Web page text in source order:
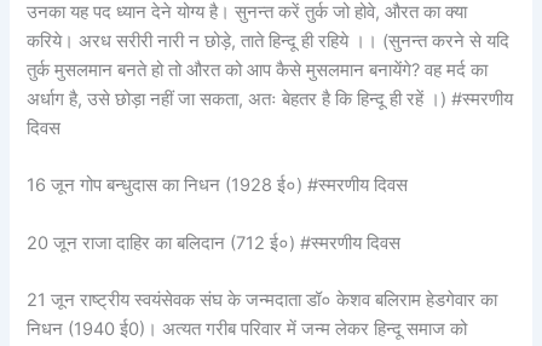
उनका यह पद ध्यान देने योग्य है। सुनन्त करें तुर्क जो होवे, औरत का क्या
करिये। अरध सरीरी नारी न छोड़े, ताते हिन्दू ही रहिये ।। (सुनन्त करने से यदि
तुर्क मुसलमान बनते हो तो औरत को आप कैसे मुसलमान बनायेंगे? वह मर्द का
अर्धाग है, उसे छोड़ा नहीं जा सकता, अतः बेहतर है कि हिन्दू ही रहें ।) #स्मरणीय
दिवस
16 जून गोप बन्धुदास का निधन (1928 ई०) #स्मरणीय दिवस
20 जून राजा दाहिर का बलिदान (712 ई०) #स्मरणीय दिवस
21 जून राष्ट्रीय स्वयंसेवक संघ के जन्मदाता डॉ० केशव बलिराम हेडगेवार का
निधन (1940 ई0)। अत्यत गरीब परिवार में जन्म लेकर हिन्दू समाज को